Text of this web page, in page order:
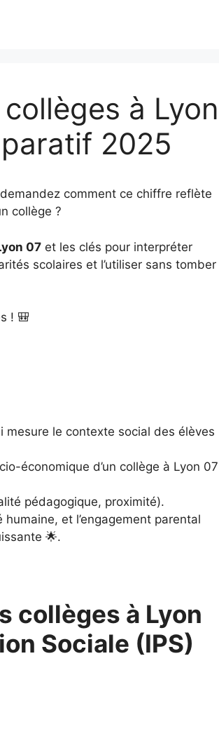
à Lyon
2025
comment ce chiffre reflète
collège ?
07 et les clés pour interpréter
scolaires et l’utiliser sans tomber
! 🎒
mesure le contexte social des élèves
économique d’un collège à Lyon 07
pédagogique, proximité).
et l’engagement parental
🌟.
collèges à Lyon
Sociale (IPS)